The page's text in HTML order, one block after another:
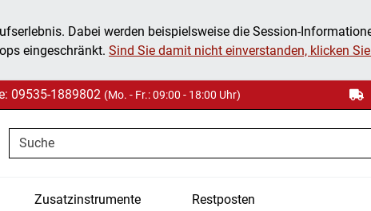
Dabei werden beispielsweise die Session-
eingeschränkt. Sind Sie damit nicht einverstanden, klicken
09535-1889802 (Mo. - Fr.: 09:00 - 18:00 Uhr)
Suche
Zusatzinstrumente Restposten